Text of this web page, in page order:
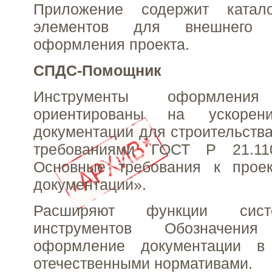
Приложение содержит
элементов для внешнего
оформления проекта.
СПДС-Помощник
Инструменты
ориентированы на
документации для
требованиями ГОСТ Р
Основные требования к
документации».
Расширяют функции
инструментов
оформление документации в
отечественными нормативами.